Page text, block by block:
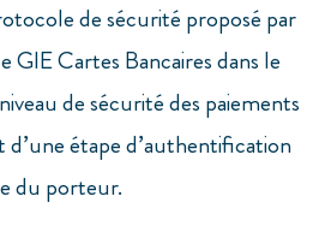
de sécurité proposé par
Cartes Bancaires dans le
de sécurité des paiements
d’une étape d’authentification
du porteur.